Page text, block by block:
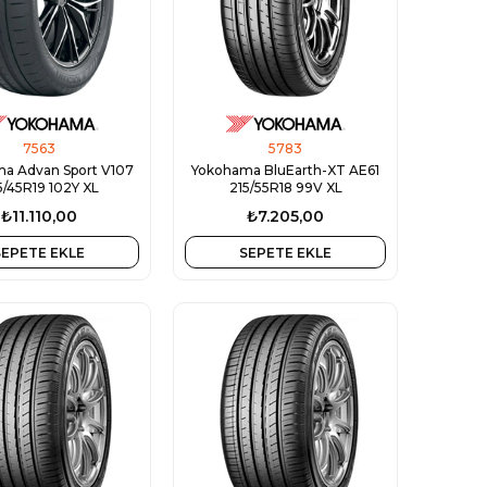
7563
Advan Sport V107
45R19 102Y XL
₺11.110,00
EKLE
5783
Yokohama BluEarth-XT AE61
215/55R18 99V XL
₺7.205,00
SEPETE EKLE